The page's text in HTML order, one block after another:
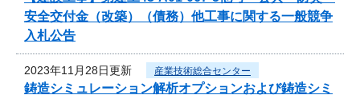
安全交付金（改築）（債務）他工事に関する一般競争
入札公告
2023年11月28日更新 産業技術総合センター
鋳造シミュレーション解析オプションおよび鋳造シミ